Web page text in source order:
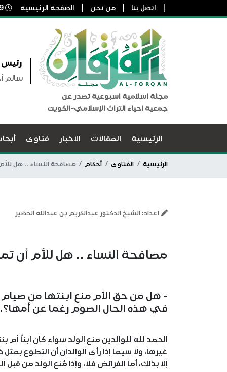
اتصل بنا من نحن الصفحة الرئيسية
مجلة اسلامية اسبوعية تصدر عن
جمعية احياء التراث الإسلامي-الكويت
رئيس
سالم
الرئيسية المقالات الاخبار فتاوى
الرئيسية الفتاوى أحكام مصافحة النساء .. هل للأم
اعداد: الشيخ الدكتور عبدالكريم بن عبدالله الخضير
مصافحة النساء .. هل للأم أن
- هل من حق الأم منع ابنتها من صيام
في هذه الحال الصوم رغما عن أمها؟.
الحمد لله للوالدين منع الولد سواء كان ابناً
غيرها، ولا سيما إذا رأى الوالدان أن التطوع
إلا بذلك، أما الفرائض فلا، وإذا مُنع الولد من